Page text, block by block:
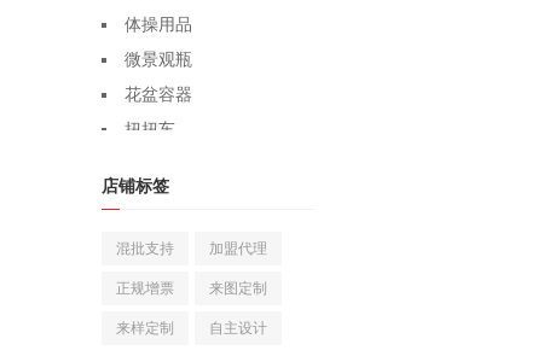
体操用品
微景观瓶
花盆容器
扭扭车
兰科植物
婚礼拱形门
店铺标签
混批支持 加盟代理
正规增票 来图定制
来样定制 自主设计